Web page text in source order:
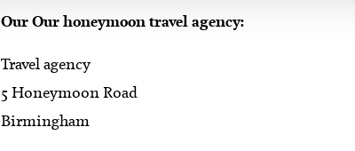
Our Our honeymoon travel agency:
Travel agency
5 Honeymoon Road
Birmingham